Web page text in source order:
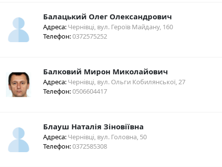
Балацький Олег Олександрович
Адреса:Чернівці, вул. Героїв Майдану, 160
Телефон:0372575252
Балковий Мирон Миколайович
Адреса:Чернівці, вул. Ольги Кобилянської, 27
Телефон:0506604417
Блауш Наталія Зіновіївна
Адреса:Чернівці, вул. Головна, 50
Телефон:0372585308